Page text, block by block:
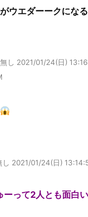
ウエダーークにな
し 2021/01/24(日)
し 2021/01/24(日)
ーって2人とも面白